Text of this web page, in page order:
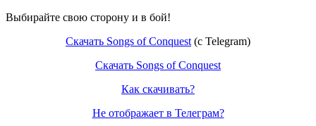
Выбирайте свою сторону и в бой!
Скачать Songs of Conquest (c Telegram)
Скачать Songs of Conquest
Как скачивать?
Не отображает в Телеграм?